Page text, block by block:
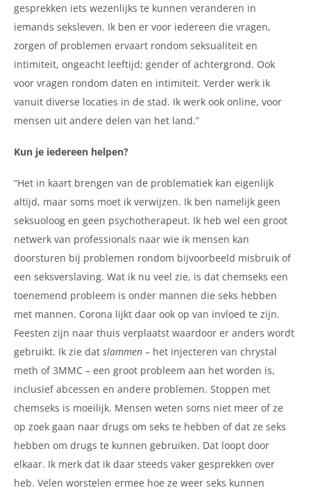
gesprekken iets wezenlijks te kunnen veranderen in
iemands seksleven. Ik ben er voor iedereen die vragen,
zorgen of problemen ervaart rondom seksualiteit en
intimiteit, ongeacht leeftijd; gender of achtergrond. Ook
voor vragen rondom daten en intimiteit. Verder werk ik
vanuit diverse locaties in de stad. Ik werk ook online, voor
mensen uit andere delen van het land.”
Kun je iedereen helpen?
“Het in kaart brengen van de problematiek kan eigenlijk
altijd, maar soms moet ik verwijzen. Ik ben namelijk geen
seksuoloog en geen psychotherapeut. Ik heb wel een groot
netwerk van professionals naar wie ik mensen kan
doorsturen bij problemen rondom bijvoorbeeld misbruik of
een seksverslaving. Wat ik nu veel zie, is dat chemseks een
toenemend probleem is onder mannen die seks hebben
met mannen. Corona lijkt daar ook op van invloed te zijn.
Feesten zijn naar thuis verplaatst waardoor er anders wordt
gebruikt. Ik zie dat slammen – het injecteren van chrystal
meth of 3MMC – een groot probleem aan het worden is,
inclusief abcessen en andere problemen. Stoppen met
chemseks is moeilijk. Mensen weten soms niet meer of ze
op zoek gaan naar drugs om seks te hebben of dat ze seks
hebben om drugs te kunnen gebruiken. Dat loopt door
elkaar. Ik merk dat ik daar steeds vaker gesprekken over
heb. Velen worstelen ermee hoe ze weer seks kunnen